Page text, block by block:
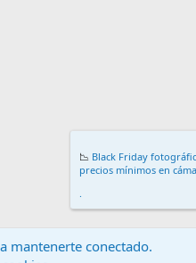
📉 Black Friday
precios mínimos en
.
mantenerte conectado.